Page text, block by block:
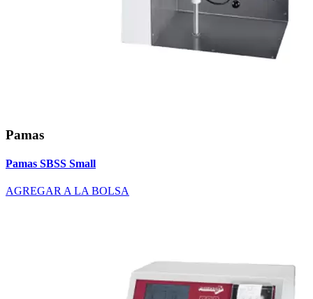
Pamas
Pamas SBSS Small
AGREGAR A LA BOLSA